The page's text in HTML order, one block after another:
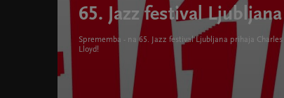
65. Jazz festival Ljubljana
Sprememba - na 65. Jazz festival Ljubljana prihaja Charles
Lloyd!